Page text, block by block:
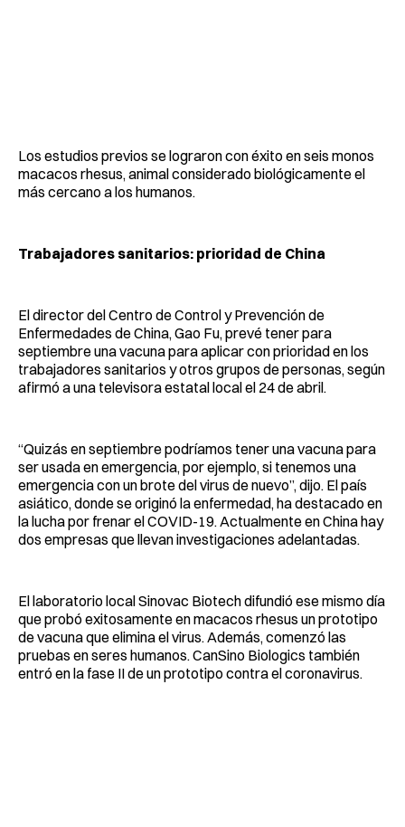
Los estudios previos se lograron con éxito en seis monos
macacos rhesus, animal considerado biológicamente el
más cercano a los humanos.
Trabajadores sanitarios: prioridad de China
El director del Centro de Control y Prevención de
Enfermedades de China, Gao Fu, prevé tener para
septiembre una vacuna para aplicar con prioridad en los
trabajadores sanitarios y otros grupos de personas, según
afirmó a una televisora estatal local el 24 de abril.
“Quizás en septiembre podríamos tener una vacuna para
ser usada en emergencia, por ejemplo, si tenemos una
emergencia con un brote del virus de nuevo”, dijo. El país
asiático, donde se originó la enfermedad, ha destacado en
la lucha por frenar el COVID-19. Actualmente en China hay
dos empresas que llevan investigaciones adelantadas.
El laboratorio local Sinovac Biotech difundió ese mismo día
que probó exitosamente en macacos rhesus un prototipo
de vacuna que elimina el virus. Además, comenzó las
pruebas en seres humanos. CanSino Biologics también
entró en la fase II de un prototipo contra el coronavirus.